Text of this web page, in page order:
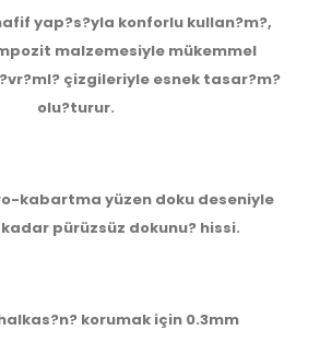
yap?s?yla konforlu kullan?m?,
malzemesiyle mükemmel
çizgileriyle esnek tasar?m?
olu?turur.
kabartma yüzen doku deseniyle
pürüzsüz dokunu? hissi.
korumak için 0.3mm